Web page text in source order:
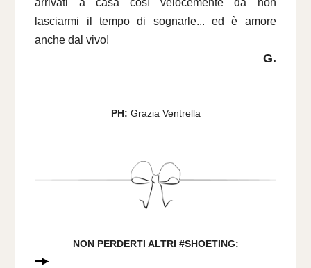
arrivati a casa così velocemente da non
lasciarmi il tempo di sognarle... ed è amore
anche dal vivo!
G.
PH: Grazia Ventrella
NON PERDERTI ALTRI #SHOETING: